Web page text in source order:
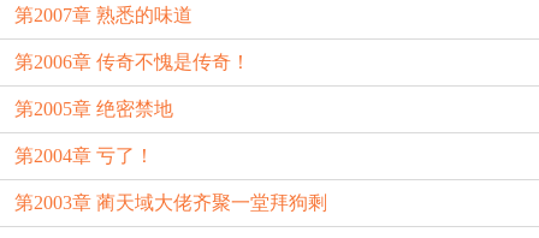
第2007章 熟悉的味道
第2006章 传奇不愧是传奇！
第2005章 绝密禁地
第2004章 亏了！
第2003章 蔺天域大佬齐聚一堂拜狗剩